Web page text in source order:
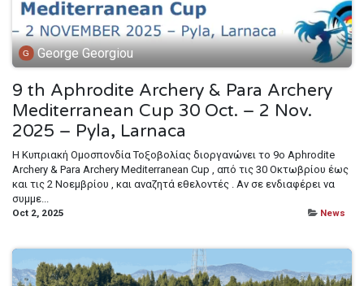
George Georgiou
9 th Aphrodite Archery & Para Archery
Mediterranean Cup 30 Oct. – 2 Nov.
2025 – Pyla, Larnaca
Η Κυπριακή Ομοσπονδία Τοξοβολίας διοργανώνει το 9ο Aphrodite
Archery & Para Archery Mediterranean Cup , από τις 30 Οκτωβρίου έως
και τις 2 Νοεμβρίου , και αναζητά εθελοντές . Αν σε ενδιαφέρει να
συμμε...
Oct 2, 2025 News